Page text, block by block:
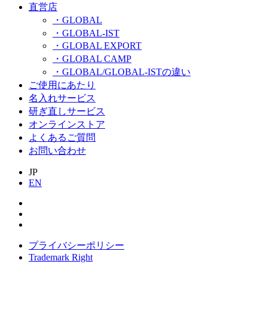
直営店
・GLOBAL
・GLOBAL-IST
・GLOBAL EXPORT
・GLOBAL CAMP
・GLOBAL/GLOBAL-ISTの違い
ご使用にあたり
名入れサービス
研ぎ直しサービス
オンラインストア
よくあるご質問
お問い合わせ
JP
EN
プライバシーポリシー
Trademark Right